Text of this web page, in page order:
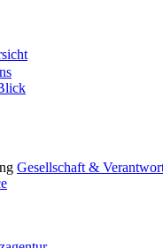
Gesellschaft &